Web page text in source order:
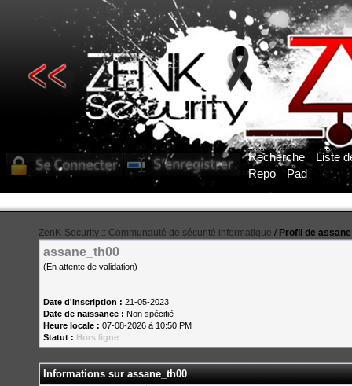
Recherche
Liste
Repo
Pad
ZenK-Security :: Communauté de sécurité informatique / Profil de
assane_th00
(En attente de validation)
Date d'inscription : 21-05-2023
Date de naissance : Non spécifié
Heure locale : 07-08-2026 à 10:50 PM
Statut : Hors ligne
Informations sur assane_th00